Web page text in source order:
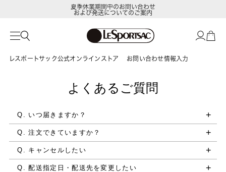
夏季休業期間中のお問い合わせ
および発送についてのご案内
レスポートサック公式オンラインストア お問い合わせ情報入力
よくあるご質問
Q. いつ届きますか？
Q. 注文できていますか？
Q. キャンセルしたい
Q. 配送指定日・配送先を変更したい